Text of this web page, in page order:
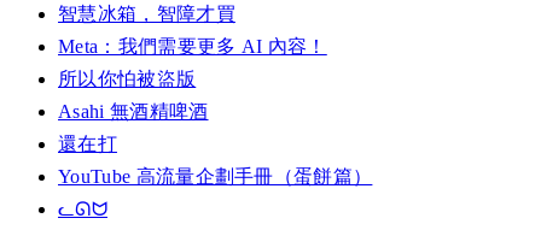
智慧冰箱，智障才買
Meta：我們需要更多 AI 內容！
所以你怕被盜版
Asahi 無酒精啤酒
還在打
YouTube 高流量企劃手冊（蛋餅篇）
ᓚᘏᗢ